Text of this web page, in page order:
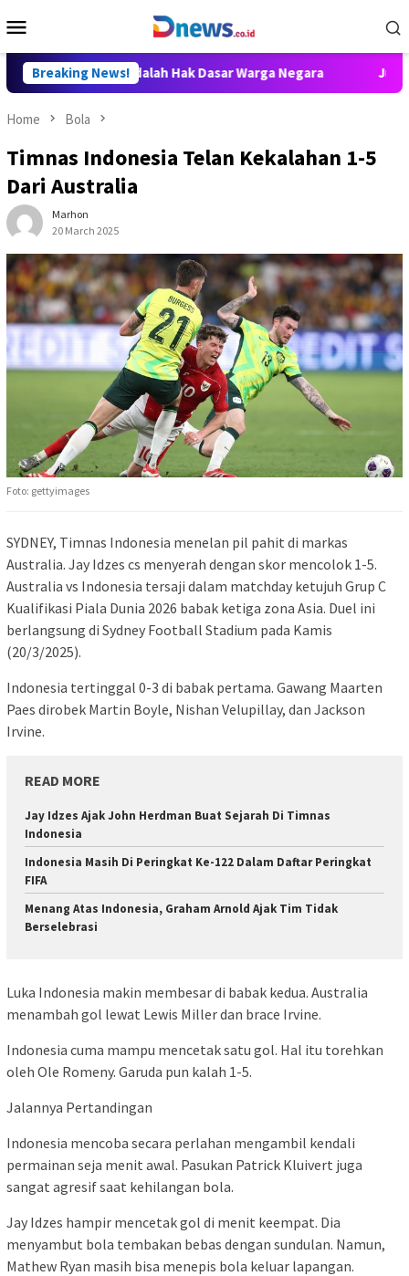
to
Menu
Breaking News!
adalah Hak Dasar Warga Negara Juniver
Home Bola
Timnas Indonesia Telan Kekalahan 1-5
Dari Australia
Marhon
20 March 2025
Foto: gettyimages
SYDNEY, Timnas Indonesia menelan pil pahit di markas
Australia. Jay Idzes cs menyerah dengan skor mencolok 1-5.
Australia vs Indonesia tersaji dalam matchday ketujuh Grup C
Kualifikasi Piala Dunia 2026 babak ketiga zona Asia. Duel ini
berlangsung di Sydney Football Stadium pada Kamis
(20/3/2025).
Indonesia tertinggal 0-3 di babak pertama. Gawang Maarten
Paes dirobek Martin Boyle, Nishan Velupillay, dan Jackson
Irvine.
READ MORE
Jay Idzes Ajak John Herdman Buat Sejarah Di Timnas
Indonesia
Indonesia Masih Di Peringkat Ke-122 Dalam Daftar Peringkat
FIFA
Menang Atas Indonesia, Graham Arnold Ajak Tim Tidak
Berselebrasi
Luka Indonesia makin membesar di babak kedua. Australia
menambah gol lewat Lewis Miller dan brace Irvine.
Indonesia cuma mampu mencetak satu gol. Hal itu torehkan
oleh Ole Romeny. Garuda pun kalah 1-5.
Jalannya Pertandingan
Indonesia mencoba secara perlahan mengambil kendali
permainan seja menit awal. Pasukan Patrick Kluivert juga
sangat agresif saat kehilangan bola.
Jay Idzes hampir mencetak gol di menit keempat. Dia
menyambut bola tembakan bebas dengan sundulan. Namun,
Mathew Ryan masih bisa menepis bola keluar lapangan.